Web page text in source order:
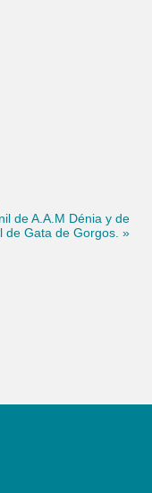
de A.A.M Dénia y de
de Gata de Gorgos. »